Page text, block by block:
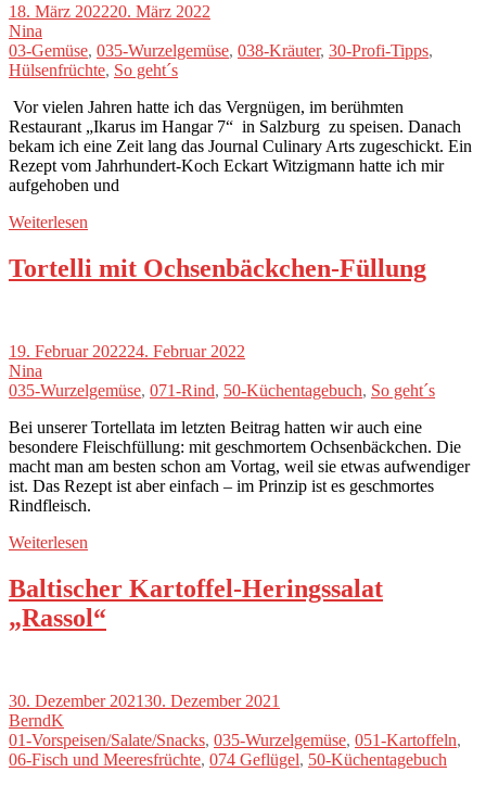
18. März 202220. März 2022
Nina
03-Gemüse, 035-Wurzelgemüse, 038-Kräuter, 30-Profi-Tipps,
Hülsenfrüchte, So geht´s
Vor vielen Jahren hatte ich das Vergnügen, im berühmten
Restaurant „Ikarus im Hangar 7“ in Salzburg zu speisen. Danach
bekam ich eine Zeit lang das Journal Culinary Arts zugeschickt. Ein
Rezept vom Jahrhundert-Koch Eckart Witzigmann hatte ich mir
aufgehoben und
Weiterlesen
Tortelli mit Ochsenbäckchen-Füllung
19. Februar 202224. Februar 2022
Nina
035-Wurzelgemüse, 071-Rind, 50-Küchentagebuch, So geht´s
Bei unserer Tortellata im letzten Beitrag hatten wir auch eine
besondere Fleischfüllung: mit geschmortem Ochsenbäckchen. Die
macht man am besten schon am Vortag, weil sie etwas aufwendiger
ist. Das Rezept ist aber einfach – im Prinzip ist es geschmortes
Rindfleisch.
Weiterlesen
Baltischer Kartoffel-Heringssalat
„Rassol“
30. Dezember 202130. Dezember 2021
BerndK
01-Vorspeisen/Salate/Snacks, 035-Wurzelgemüse, 051-Kartoffeln,
06-Fisch und Meeresfrüchte, 074 Geflügel, 50-Küchentagebuch